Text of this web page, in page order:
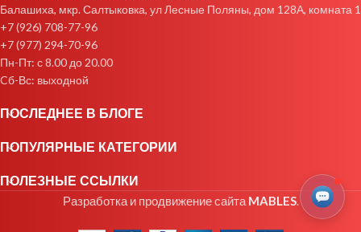
Балашиха, мкр. Салтыковка, ул Лесные Поляны, дом 128А, комната 1
+7 (926) 708-77-96
+7 (977) 294-70-96
Пн-Пт: с 8.00 до 20.00
Cб-Вс: выходной
ПОСЛЕДНЕЕ В БЛОГЕ
ПОПУЛЯРНЫЕ КАТЕГОРИИ
ПОЛЕЗНЫЕ ССЫЛКИ
Разработка и продвижение сайтаMABLES.